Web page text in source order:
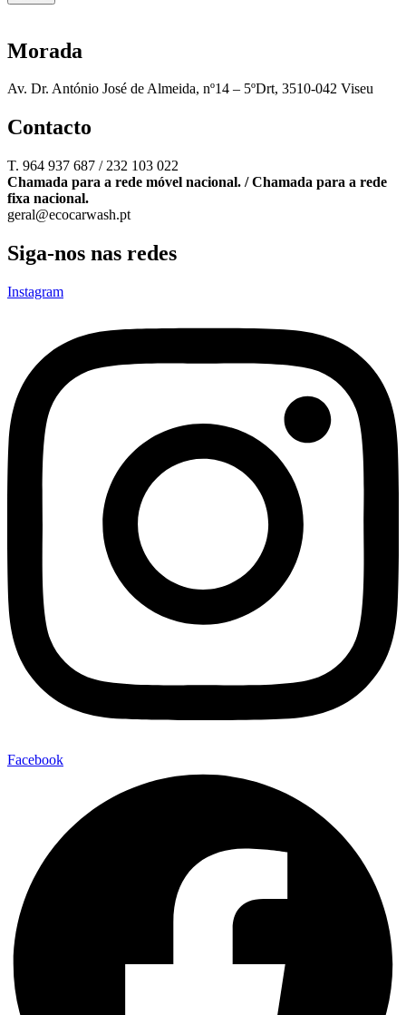
Morada
Av. Dr. António José de Almeida, nº14 – 5ºDrt, 3510-042 Viseu
Contacto
T. 964 937 687 / 232 103 022
Chamada para a rede móvel nacional. / Chamada para a rede
fixa nacional.
geral@ecocarwash.pt
Siga-nos nas redes
Instagram
Facebook